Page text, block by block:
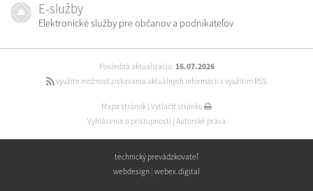
E-služby
Elektronické služby pre občanov a podnikateľov
Posledná aktualizácia: 16.07.2026
využite možnosť získavania aktuálnych informácií s využitím RSS
Mapa stránok Vytlačiť stránku
Vyhlásenie o prístupnosti Autorské práva
technický prevádzkovateľ
webdesign webex.digital